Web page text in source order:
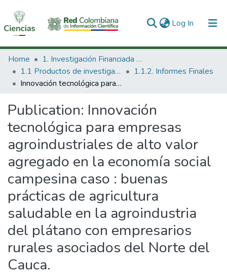
Log In (current)
Communities & Collections
All of DSpace
Home
1. Investigación Financiada con Recursos Públicos
1.1 Productos de investigación
1.1.2. Informes Finales
Innovación tecnológica para empresas agroindustriales de alto valor agregado en la economía social campesina caso : buenas prácticas de agricultura saludable en la agroindustria del plátano con empresarios rurales asociados del Norte del Cauca.
Publication: Innovación
tecnológica para empresas
agroindustriales de alto valor
agregado en la economía social
campesina caso : buenas
prácticas de agricultura
saludable en la agroindustria
del plátano con empresarios
rurales asociados del Norte del
Cauca.